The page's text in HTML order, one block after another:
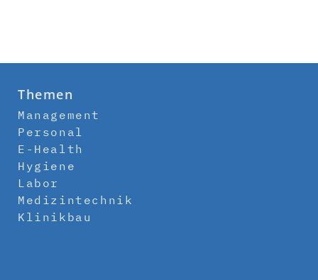
Themen
Management
Personal
E-Health
Hygiene
Labor
Medizintechnik
Klinikbau